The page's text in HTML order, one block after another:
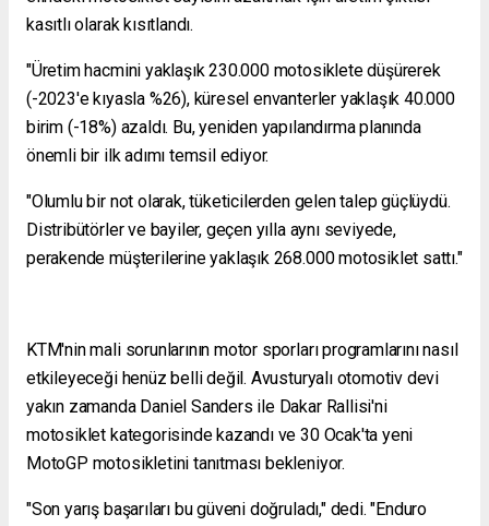
kasıtlı olarak kısıtlandı.
"Üretim hacmini yaklaşık 230.000 motosiklete düşürerek
(-2023'e kıyasla %26), küresel envanterler yaklaşık 40.000
birim (-18%) azaldı. Bu, yeniden yapılandırma planında
önemli bir ilk adımı temsil ediyor.
"Olumlu bir not olarak, tüketicilerden gelen talep güçlüydü.
Distribütörler ve bayiler, geçen yılla aynı seviyede,
perakende müşterilerine yaklaşık 268.000 motosiklet sattı."
KTM'nin mali sorunlarının motor sporları programlarını nasıl
etkileyeceği henüz belli değil. Avusturyalı otomotiv devi
yakın zamanda Daniel Sanders ile Dakar Rallisi'ni
motosiklet kategorisinde kazandı ve 30 Ocak'ta yeni
MotoGP motosikletini tanıtması bekleniyor.
"Son yarış başarıları bu güveni doğruladı," dedi. "Enduro